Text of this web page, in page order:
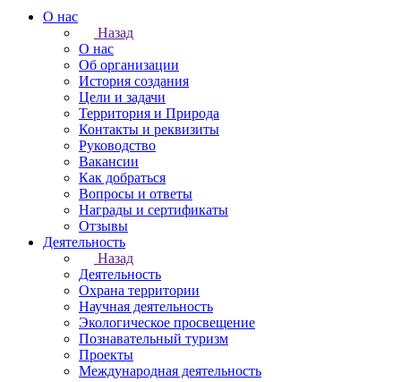
О нас
Назад
О нас
Об организации
История создания
Цели и задачи
Территория и Природа
Контакты и реквизиты
Руководство
Вакансии
Как добраться
Вопросы и ответы
Награды и сертификаты
Отзывы
Деятельность
Назад
Деятельность
Охрана территории
Научная деятельность
Экологическое просвещение
Познавательный туризм
Проекты
Международная деятельность